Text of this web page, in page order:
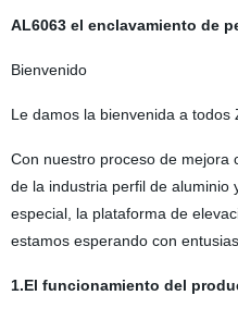
AL6063 el enclavamiento de
Bienvenido
Le damos la bienvenida a
Con nuestro proceso de mejora
de la industria perfil de aluminio
especial, la plataforma de
estamos esperando con
1.El funcionamiento del